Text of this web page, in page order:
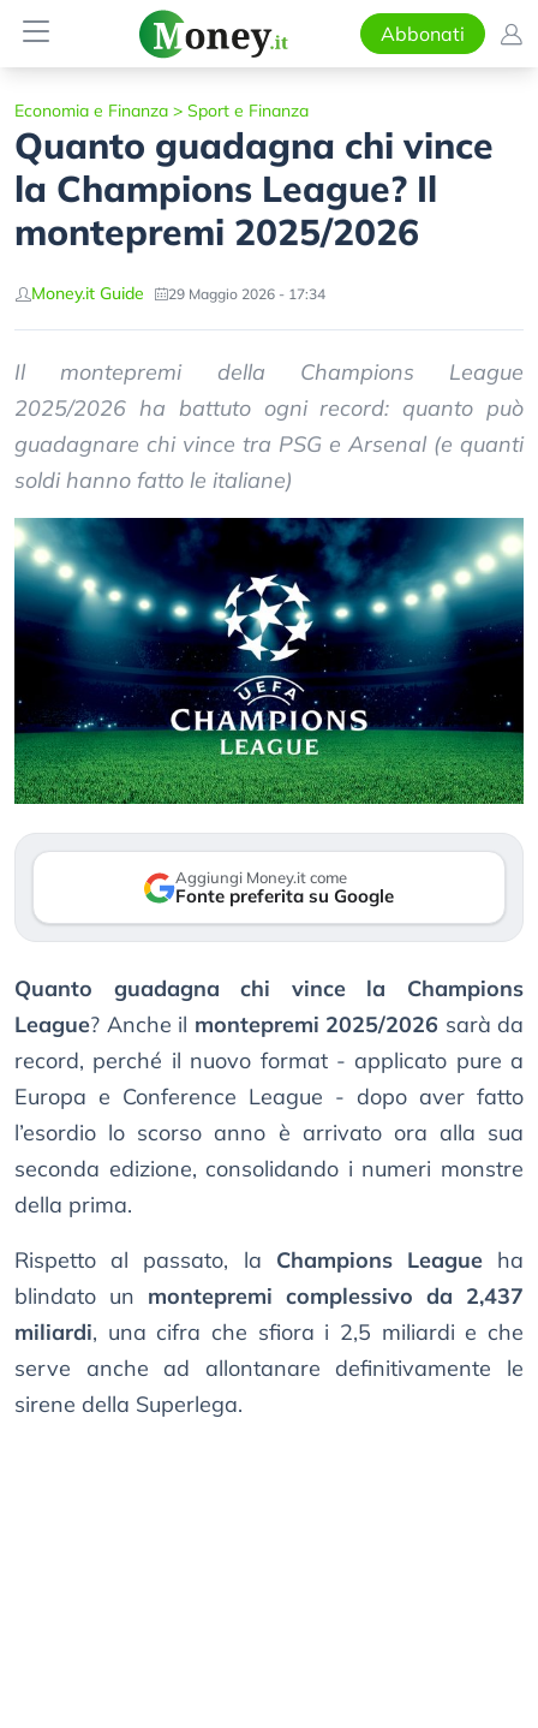
Abbonati
Economia e Finanza > Sport e Finanza
Quanto guadagna chi vince
la Champions League? Il
montepremi 2025/2026
Money.it Guide 29 Maggio 2026 - 17:34
Il montepremi della Champions League
2025/2026 ha battuto ogni record: quanto può
guadagnare chi vince tra PSG e Arsenal (e quanti
soldi hanno fatto le italiane)
Aggiungi Money.it come
Fonte preferita su Google
Quanto guadagna chi vince la Champions
League? Anche il montepremi 2025/2026 sarà da
record, perché il nuovo format - applicato pure a
Europa e Conference League - dopo aver fatto
l’esordio lo scorso anno è arrivato ora alla sua
seconda edizione, consolidando i numeri monstre
della prima.
Rispetto al passato, la Champions Leagueha
blindato un montepremi complessivo da 2,437
miliardi, una cifra che sfiora i 2,5 miliardi e che
serve anche ad allontanare definitivamente le
sirene della Superlega.